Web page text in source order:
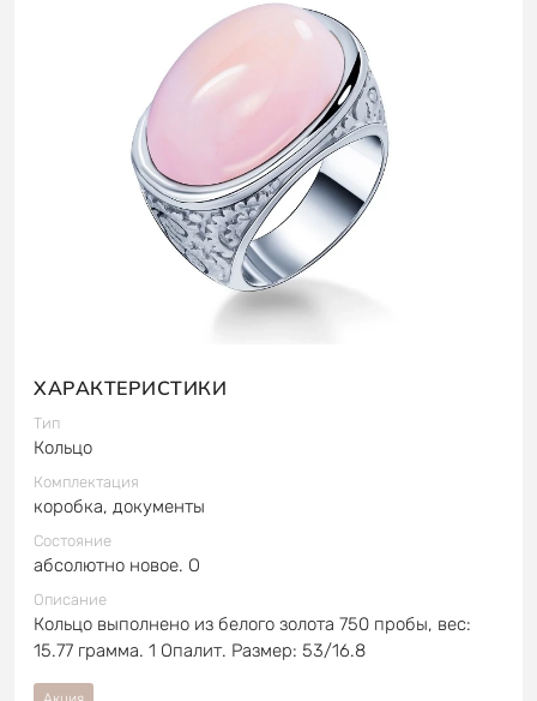
ХАРАКТЕРИСТИКИ
Тип
Кольцо
Комплектация
коробка, документы
Состояние
абсолютно новое. О
Описание
Кольцо выполнено из белого золота 750 пробы, вес:
15.77 грамма. 1 Опалит. Размер: 53/16.8